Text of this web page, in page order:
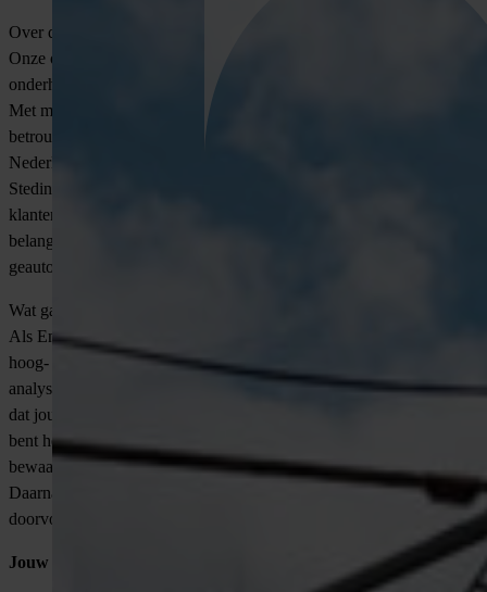
Over de opdrachtgever
Onze opdrachtgever is een specialist in het ontwerpen, realiseren en
onderhouden van kabel- en leidingnetwerken voor diverse sectoren.
Met meer dan 100 jaar ervaring dragen ze bij aan de
betrouwbaarheid van nutsvoorzieningen en de energietransitie in
Nederland. Ze werken voor grote netbeheerders zoals Tennet,
Stedin, Alliander en Enexis, evenals voor overheden, industriële
klanten en energiebedrijven. Innovatie en digitalisering vormen een
belangrijk onderdeel van hun aanpak, waarbij onder andere
geautomatiseerde programma’s en drones worden ingezet.
Wat ga je doen als Engineer?
Als Engineer draag je bij aan het ontwerp en de engineering van
hoog- en middenspannings trajecten en distributienetwerken. Je
analyseert bestaande en nieuwe tracés, maakt berekeningen en zorgt
dat jouw ontwerpen voldoen aan alle gestelde eisen en normen. Je
bent het aanspreekpunt voor opdrachtgevers en stakeholders, en
bewaakt de kwaliteit en veiligheid van het ontwerpproces.
Daarnaast draag je bij aan het oplossen van knelpunten en het
doorvoeren van verbeteringen.
Jouw taken: